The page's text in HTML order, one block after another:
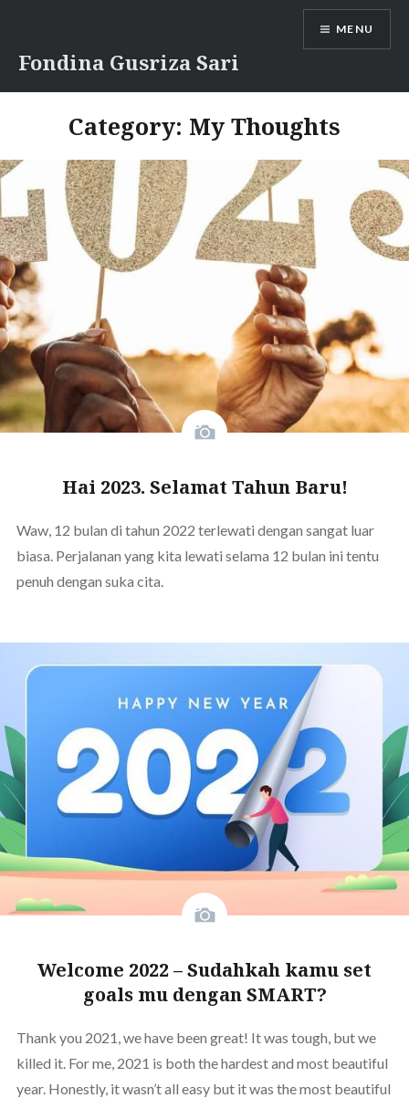
content
Fondina Gusriza Sari
MENU
Category: My Thoughts
Hai 2023. Selamat Tahun Baru!
Waw, 12 bulan di tahun 2022 terlewati dengan sangat luar
biasa. Perjalanan yang kita lewati selama 12 bulan ini tentu
penuh dengan suka cita.
Welcome 2022 – Sudahkah kamu set
goals mu dengan SMART?
Thank you 2021, we have been great! It was tough, but we
killed it. For me, 2021 is both the hardest and most beautiful
year. Honestly, it wasn’t all easy but it was the most beautiful